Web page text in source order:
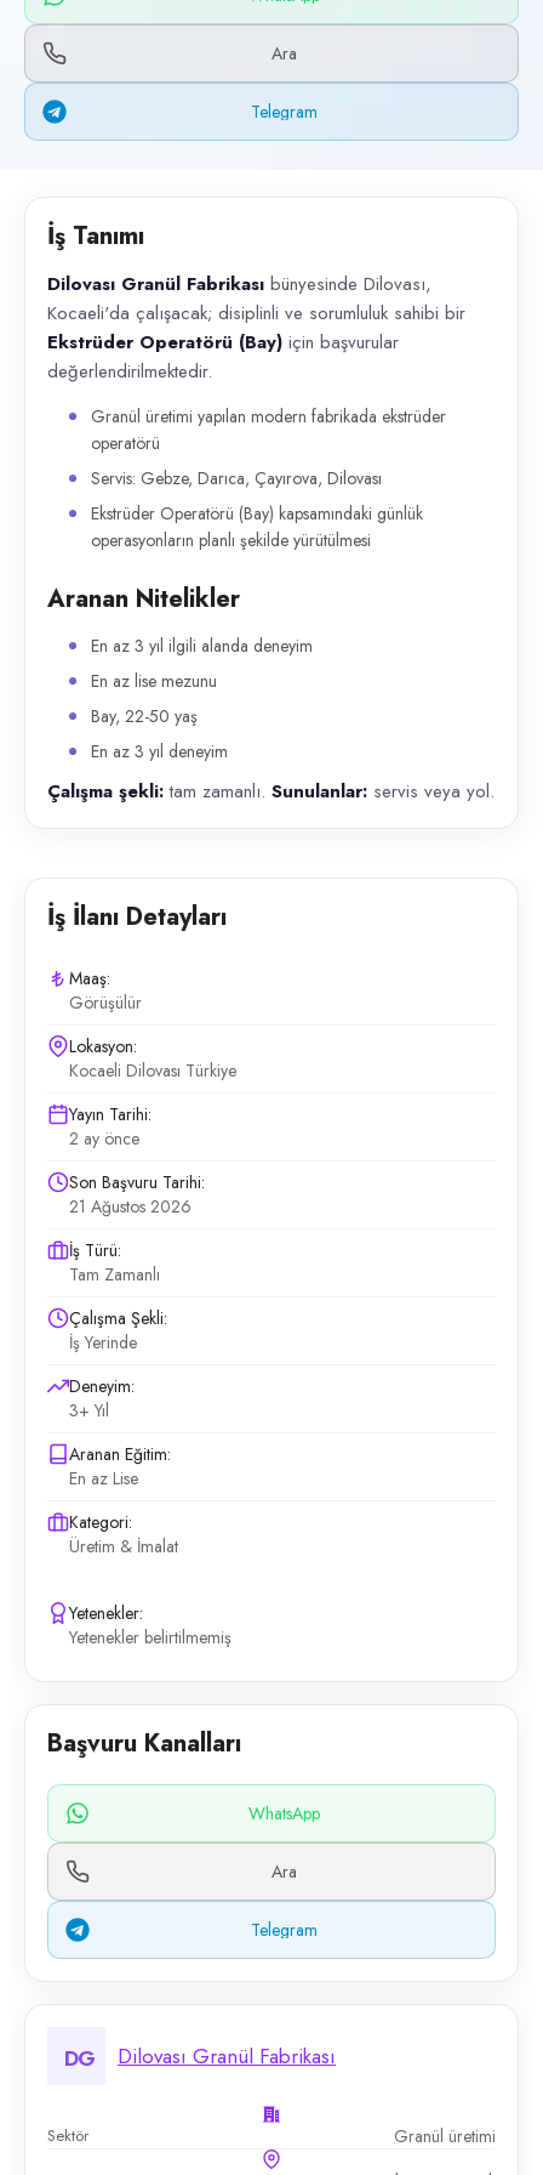
Başvuru kanalları
WhatsApp, Telegram, Telefon
İlan açıklaması
Dilovası Granül Fabrikası bünyesinde Dilovası, Kocaeli'da
Ara
Telegram
İş Tanımı
Dilovası Granül Fabrikası bünyesinde Dilovası,
Kocaeli'da çalışacak; disiplinli ve sorumluluk sahibi bir
Ekstrüder Operatörü (Bay) için başvurular
değerlendirilmektedir.
Granül üretimi yapılan modern fabrikada ekstrüder
operatörü
Servis: Gebze, Darıca, Çayırova, Dilovası
Ekstrüder Operatörü (Bay) kapsamındaki günlük
operasyonların planlı şekilde yürütülmesi
Aranan Nitelikler
En az 3 yıl ilgili alanda deneyim
En az lise mezunu
Bay, 22-50 yaş
En az 3 yıl deneyim
Çalışma şekli:tam zamanlı. Sunulanlar: servis veya yol.
İş İlanı Detayları
Maaş:
Görüşülür
Lokasyon:
Kocaeli Dilovası Türkiye
Yayın Tarihi:
2 ay önce
Son Başvuru Tarihi:
21 Ağustos 2026
İş Türü:
Tam Zamanlı
Çalışma Şekli:
İş Yerinde
Deneyim:
3+ Yıl
Aranan Eğitim:
En az Lise
Kategori:
Üretim & İmalat
Yetenekler:
Yetenekler belirtilmemiş
Başvuru Kanalları
WhatsApp
Ara
Telegram
DG Dilovası Granül Fabrikası
Sektör Granül üretimi